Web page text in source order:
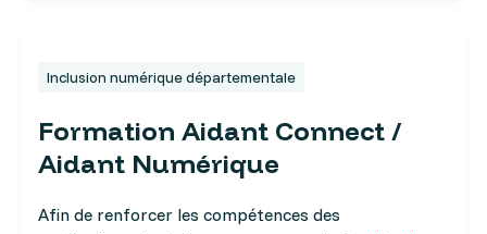
Inclusion numérique départementale
Formation Aidant Connect /
Aidant Numérique
Afin de renforcer les compétences des